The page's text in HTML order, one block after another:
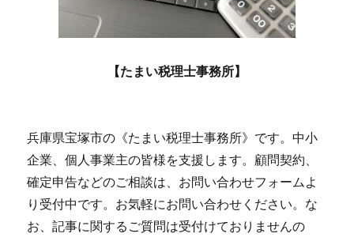
【たまい税理士事務所】
兵庫県宝塚市の《たまい税理士事務所》です。中小
企業、個人事業主の皆様を支援します。顧問契約、
確定申告などのご相談は、お問い合わせフォームよ
り受付中です。お気軽にお問い合わせください。な
お、記事に関するご質問は受付けておりませんの